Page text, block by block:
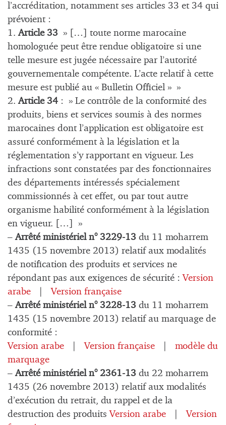
l’accréditation, notamment ses articles 33 et 34 qui
prévoient :
1. Article 33 » […] toute norme marocaine
homologuée peut être rendue obligatoire si une
telle mesure est jugée nécessaire par l’autorité
gouvernementale compétente. L’acte relatif à cette
mesure est publié au « Bulletin Officiel » »
2. Article 34 : » Le contrôle de la conformité des
produits, biens et services soumis à des normes
marocaines dont l’application est obligatoire est
assuré conformément à la législation et la
réglementation s’y rapportant en vigueur. Les
infractions sont constatées par des fonctionnaires
des départements intéressés spécialement
commissionnés à cet effet, ou par tout autre
organisme habilité conformément à la législation
en vigueur. […] »
– Arrêté ministériel n° 3229-13 du 11 moharrem
1435 (15 novembre 2013) relatif aux modalités
de notification des produits et services ne
répondant pas aux exigences de sécurité :Version
arabe |Version française
– Arrêté ministériel n° 3228-13 du 11 moharrem
1435 (15 novembre 2013) relatif au marquage de
conformité :
Version arabe |Version française
modèle du
marquage
– Arrêté ministériel n° 2361-13 du 22 moharrem
1435 (26 novembre 2013) relatif aux modalités
d’exécution du retrait, du rappel et de la
destruction des produitsVersion arabe |Version